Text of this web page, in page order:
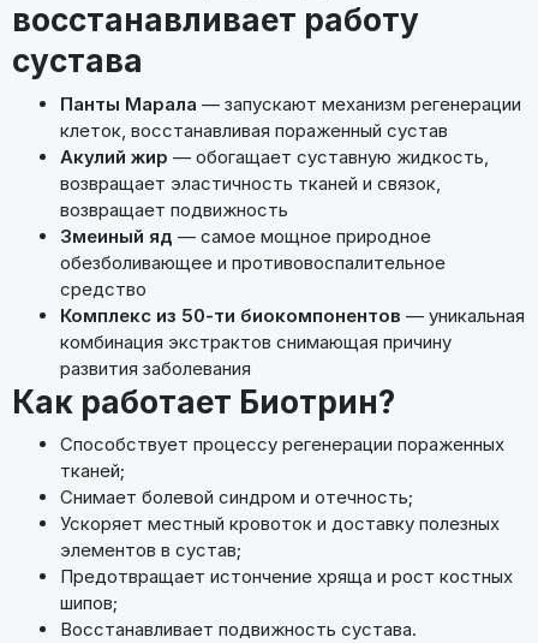
восстанавливает работу
сустава
Панты Марала — запускают механизм регенерации
клеток, восстанавливая пораженный сустав
Акулий жир — обогащает суставную жидкость,
возвращает эластичность тканей и связок,
возвращает подвижность
Змеиный яд — самое мощное природное
обезболивающее и противовоспалительное
средство
Комплекс из 50-ти биокомпонентов — уникальная
комбинация экстрактов снимающая причину
развития заболевания
Как работает Биотрин?
Способствует процессу регенерации пораженных
тканей;
Снимает болевой синдром и отечность;
Ускоряет местный кровоток и доставку полезных
элементов в сустав;
Предотвращает истончение хряща и рост костных
шипов;
Восстанавливает подвижность сустава.